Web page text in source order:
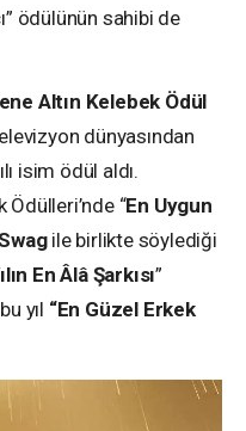
ödülünün sahibi de
Altın Kelebek Ödül
dünyasından
isim ödül aldı.
Ödülleri’nde “En Uygun
ile birlikte söylediği
En Âlâ Şarkısı”
yıl “En Güzel Erkek